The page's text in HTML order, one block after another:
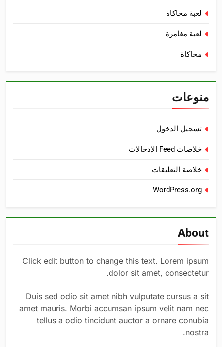
لعبة محاكاة
لعبة مغامرة
محاكاة
منوعات
تسجيل الدخول
خلاصات Feed الإدخالات
خلاصة التعليقات
WordPress.org
About
Click edit button to change this text. Lorem ipsum
dolor sit amet, consectetur.
Duis sed odio sit amet nibh vulputate cursus a sit
amet mauris. Morbi accumsan ipsum velit nam nec
tellus a odio tincidunt auctor a ornare conubia
nostra.